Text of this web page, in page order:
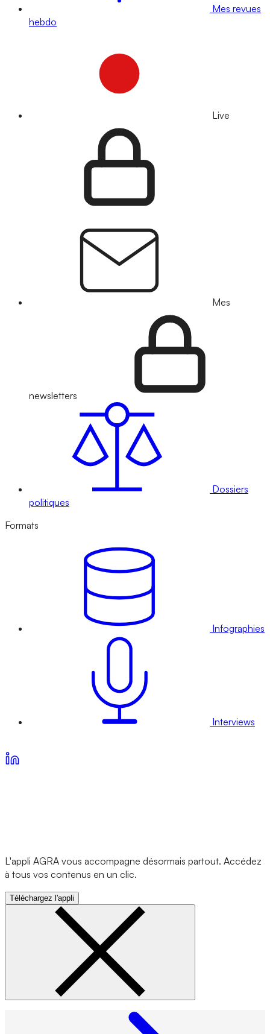
Mes revues
hebdo
Live
Mes
newsletters
Dossiers
politiques
Formats
Infographies
Interviews
L'appli AGRA vous accompagne désormais partout. Accédez
à tous vos contenus en un clic.
Téléchargez l'appli